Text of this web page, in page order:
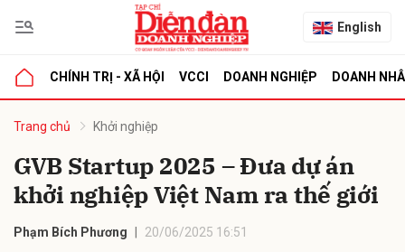
English
CHÍNH TRỊ - XÃ HỘI VCCI DOANH NGHIỆP DOANH
Trang chủ Khởi nghiệp
GVB Startup 2025 – Đưa dự án
khởi nghiệp Việt Nam ra thế giới
Phạm Bích Phương 20/06/2025 16:51
luận